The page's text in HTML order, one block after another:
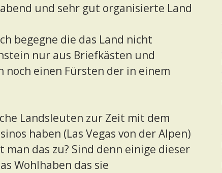
und sehr gut organisierte Land
begegne die das Land nicht
nur aus Briefkästen und
einen Fürsten der in einem
Landsleuten zur Zeit mit dem
haben (Las Vegas von der Alpen)
das zu? Sind denn einige dieser
Wohlhaben das sie